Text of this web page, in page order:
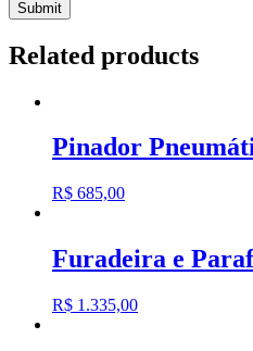
Related products
Pinador
R$ 685,00
Furadeira e
R$ 1.335,00